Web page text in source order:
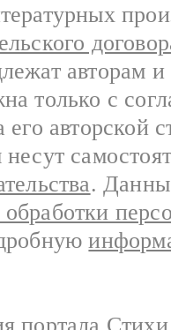
авторам
только с
авторской
.
портала